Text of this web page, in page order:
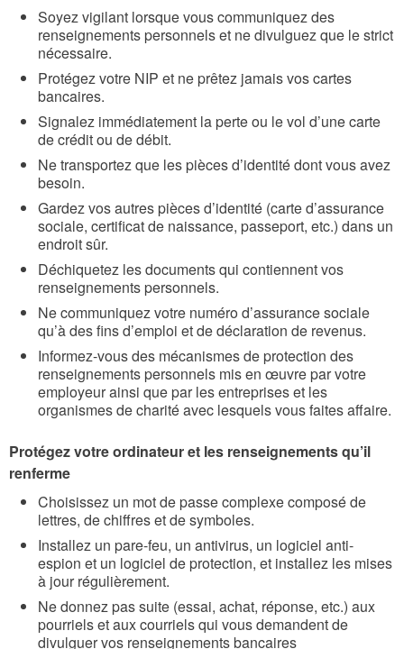
Soyez vigilant lorsque vous communiquez des
renseignements personnels et ne divulguez que le strict
nécessaire.
Protégez votre NIP et ne prêtez jamais vos cartes
bancaires.
Signalez immédiatement la perte ou le vol d’une carte
de crédit ou de débit.
Ne transportez que les pièces d’identité dont vous avez
besoin.
Gardez vos autres pièces d’identité (carte d’assurance
sociale, certificat de naissance, passeport, etc.) dans un
endroit sûr.
Déchiquetez les documents qui contiennent vos
renseignements personnels.
Ne communiquez votre numéro d’assurance sociale
qu’à des fins d’emploi et de déclaration de revenus.
Informez-vous des mécanismes de protection des
renseignements personnels mis en œuvre par votre
employeur ainsi que par les entreprises et les
organismes de charité avec lesquels vous faites affaire.
Protégez votre ordinateur et les renseignements qu’il
renferme
Choisissez un mot de passe complexe composé de
lettres, de chiffres et de symboles.
Installez un pare-feu, un antivirus, un logiciel anti-
espion et un logiciel de protection, et installez les mises
à jour régulièrement.
Ne donnez pas suite (essai, achat, réponse, etc.) aux
pourriels et aux courriels qui vous demandent de
divulguer vos renseignements bancaires